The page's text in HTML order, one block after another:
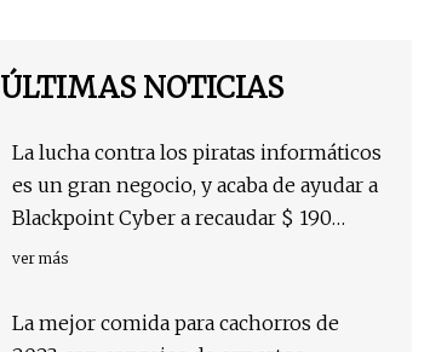
ÚLTIMAS NOTICIAS
La lucha contra los piratas informáticos
es un gran negocio, y acaba de ayudar a
Blackpoint Cyber ​​a recaudar $ 190
millones liderados por Bain Capital
ver más
La mejor comida para cachorros de